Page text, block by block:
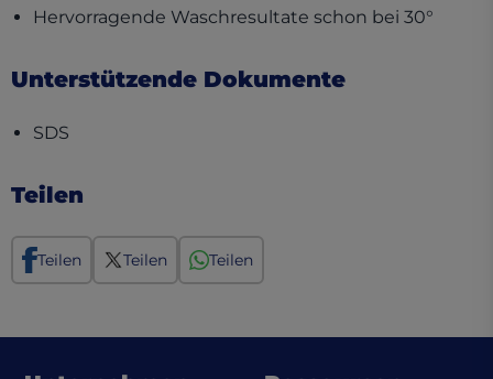
Hervorragende Waschresultate schon bei 30°
Unterstützende Dokumente
SDS
Teilen
Teilen Teilen Teilen